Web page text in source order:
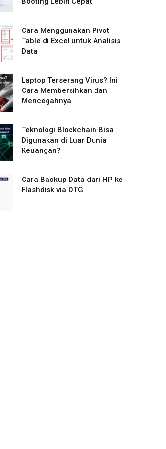
Cara Menggunakan Pivot
Table di Excel untuk Analisis
Data
Laptop Terserang Virus? Ini
Cara Membersihkan dan
Mencegahnya
Teknologi Blockchain Bisa
Digunakan di Luar Dunia
Keuangan?
Cara Backup Data dari HP ke
Flashdisk via OTG